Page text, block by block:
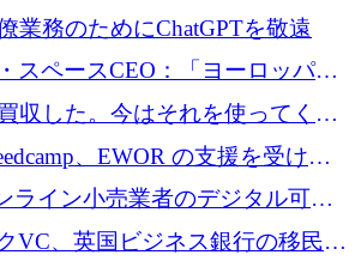
の立ち上げ、そしてルクセン
な野望
業務のためにChatGPTを敬遠
スペースCEO：「ヨーロッパは
ある」
収した。今はそれを使ってくれ
です
、EWOR の支援を受け、
ステム用の空間 AI プラットフォ
ライン小売業者のデジタル可視
するために 140 万ユーロを調達
VC、英国ビジネス銀行の移民主